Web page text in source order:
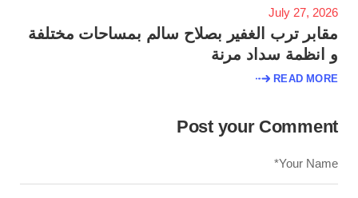
July 27, 2026
مقابر ترب الغفير بصلاح سالم بمساحات مختلفة
و انظمة سداد مرنة
READ MORE
Post your Comment